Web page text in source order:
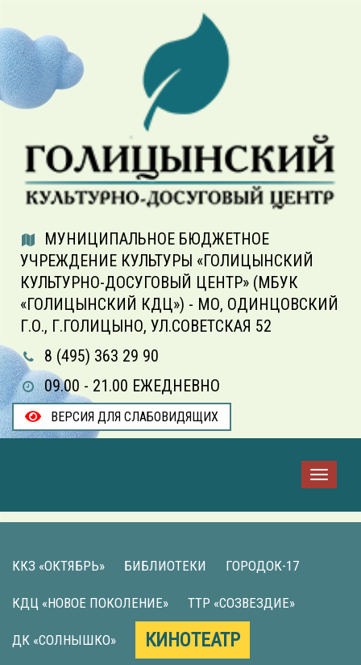
МУНИЦИПАЛЬНОЕ БЮДЖЕТНОЕ
УЧРЕЖДЕНИЕ КУЛЬТУРЫ «ГОЛИЦЫНСКИЙ
КУЛЬТУРНО-ДОСУГОВЫЙ ЦЕНТР» (МБУК
«ГОЛИЦЫНСКИЙ КДЦ») - МО, ОДИНЦОВСКИЙ
Г.О., Г.ГОЛИЦЫНО, УЛ.СОВЕТСКАЯ 52
8 (495) 363 29 90
09.00 - 21.00 ЕЖЕДНЕВНО
ВЕРСИЯ ДЛЯ СЛАБОВИДЯЩИХ
ККЗ «ОКТЯБРЬ» БИБЛИОТЕКИ ГОРОДОК-17
КДЦ «НОВОЕ ПОКОЛЕНИЕ» ТТР «СОЗВЕЗДИЕ»
ДК «СОЛНЫШКО» КИНОТЕАТР